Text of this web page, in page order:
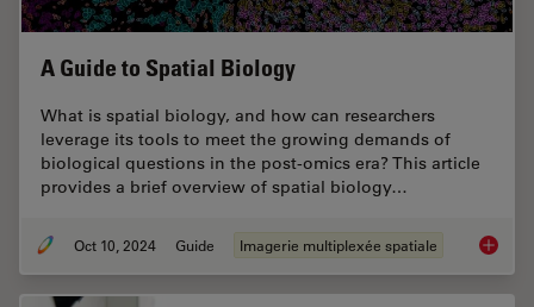
A Guide to Spatial Biology
What is spatial biology, and how can researchers
leverage its tools to meet the growing demands of
biological questions in the post-omics era? This article
provides a brief overview of spatial biology…
Oct 10, 2024 Guide Imagerie multiplexée spatiale A